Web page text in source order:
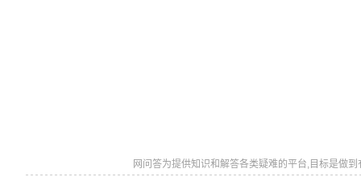
网问答为提供知识和解答各类疑难的平台,目标是做